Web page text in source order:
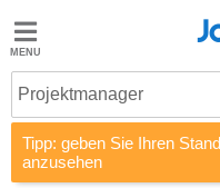
Jobted
Jobs
Gehalt
Projektmanager
Tipp: geben Sie Ihren
anzusehen